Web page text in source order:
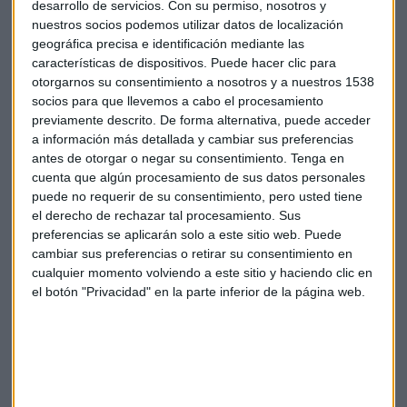
desarrollo de servicios. Con su permiso, nosotros y
nuestros socios podemos utilizar datos de localización
geográfica precisa e identificación mediante las
características de dispositivos. Puede hacer clic para
otorgarnos su consentimiento a nosotros y a nuestros 1538
socios para que llevemos a cabo el procesamiento
previamente descrito. De forma alternativa, puede acceder
a información más detallada y cambiar sus preferencias
antes de otorgar o negar su consentimiento. Tenga en
cuenta que algún procesamiento de sus datos personales
puede no requerir de su consentimiento, pero usted tiene
el derecho de rechazar tal procesamiento. Sus
preferencias se aplicarán solo a este sitio web. Puede
cambiar sus preferencias o retirar su consentimiento en
cualquier momento volviendo a este sitio y haciendo clic en
el botón "Privacidad" en la parte inferior de la página web.
ya se han extendido a nivel mundial en los últimos cuatro
años. Las víctimas se enfrentan a severos sobornos porque
para recuperar sus archivos y sus datos encriptados
deberán pagar entre 150 y 500 dólares.
Mientras tanto, el malware encontrado en Adobe Flash ha
crecido un 317% en el primer trimestre. Intel ha encontrado
200.000 muestras de este tipo de malware en las bases de
datos de sus clientes de cientos de millones de usuarios de
teléfonos y ordenadores de todo el mundo.